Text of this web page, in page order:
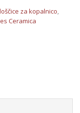
za kopalnico,
Ceramica